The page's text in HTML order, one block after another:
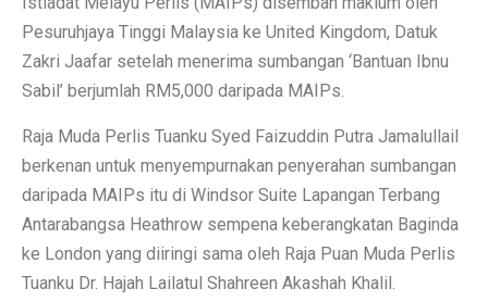
Pesuruhjaya Tinggi Malaysia ke United Kingdom, Datuk
Zakri Jaafar setelah menerima sumbangan ‘Bantuan Ibnu
Sabil’ berjumlah RM5,000 daripada MAIPs.
Raja Muda Perlis Tuanku Syed Faizuddin Putra Jamalullail
berkenan untuk menyempurnakan penyerahan sumbangan
daripada MAIPs itu di Windsor Suite Lapangan Terbang
Antarabangsa Heathrow sempena keberangkatan Baginda
ke London yang diiringi sama oleh Raja Puan Muda Perlis
Tuanku Dr. Hajah Lailatul Shahreen Akashah Khalil.